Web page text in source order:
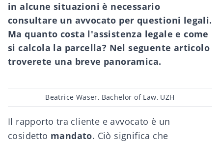
in alcune situazioni è necessario
consultare un avvocato per questioni legali.
Ma quanto costa l'assistenza legale e come
si calcola la parcella? Nel seguente articolo
troverete una breve panoramica.
Post
author
Beatrice Waser, Bachelor of Law, UZH
Il rapporto tra cliente e avvocato è un
cosidetto mandato. Ciò significa che